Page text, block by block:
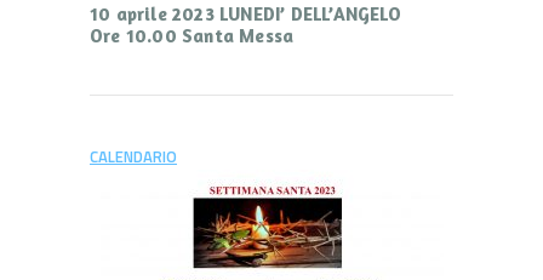
10 aprile 2023 LUNEDI’ DELL’ANGELO
Ore 10.00 Santa Messa
CALENDARIO